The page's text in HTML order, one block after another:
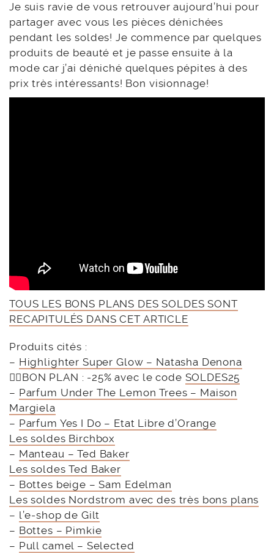
Je suis ravie de vous retrouver aujourd’hui pour
partager avec vous les pièces dénichées
pendant les soldes! Je commence par quelques
produits de beauté et je passe ensuite à la
mode car j’ai déniché quelques pépites à des
prix très intéressants! Bon visionnage!
TOUS LES BONS PLANS DES SOLDES SONT
RECAPITULÉS DANS CET ARTICLE
Produits cités :
– Highlighter Super Glow – Natasha Denona
👉🏻BON PLAN : -25% avec le code SOLDES25
– Parfum Under The Lemon Trees – Maison
Margiela
– Parfum Yes I Do – Etat Libre d’Orange
Les soldes Birchbox
– Manteau – Ted Baker
Les soldes Ted Baker
– Bottes beige – Sam Edelman
Les soldes Nordstrom avec des très bons plans
– l’e-shop de Gilt
– Bottes – Pimkie
– Pull camel – Selected